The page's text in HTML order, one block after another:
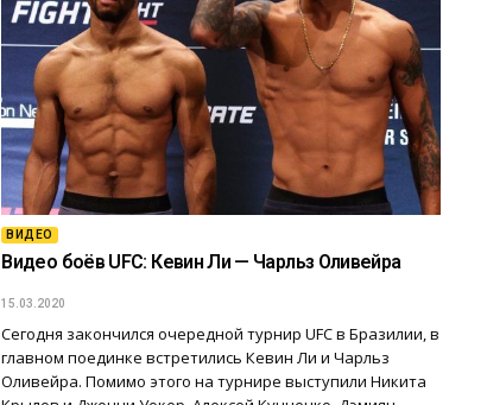
ВИДЕО
Видео боёв UFC: Кевин Ли — Чарльз Оливейра
15.03.2020
Сегодня закончился очередной турнир UFC в Бразилии, в
главном поединке встретились Кевин Ли и Чарльз
Оливейра. Помимо этого на турнире выступили Никита